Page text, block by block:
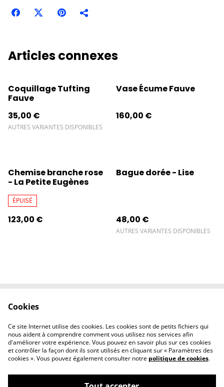
Articles connexes
Coquillage Tufting
Fauve
35,00 €
AUTRES VARIANTES DISPONIBLES
Vase Écume Fauve
160,00 €
Chemise branche rose
- La Petite Eugènes
ÉPUISÉ
123,00 €
Bague dorée - Lise
48,00 €
AUTRES VARIANTES DISPONIBLES
Contactez-nous
Politique de
confidentialité
Politique de
cookies
Cookies
Ce site Internet utilise des cookies. Les cookies sont de petits fichiers qui
nous aident à comprendre comment vous utilisez nos services afin
d'améliorer votre expérience. Vous pouvez en savoir plus sur ces cookies
et contrôler la façon dont ils sont utilisés en cliquant sur « Paramètres des
cookies ». Vous pouvez également consulter notre politique de cookies.